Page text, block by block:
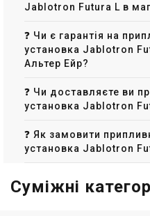
Jablotron Futura L в
❓ Чи є гарантія на
установка Jablotron
Альтер Ейр?
❓ Чи доставляєте ви
установка Jablotron
❓ Як замовити
установка Jablotron
Суміжні